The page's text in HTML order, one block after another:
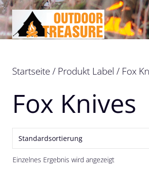
Zum
Inhalt
springen
Startseite/ Produkt Label / Fox
Fox Knives
Einzelnes Ergebnis wird angezeigt